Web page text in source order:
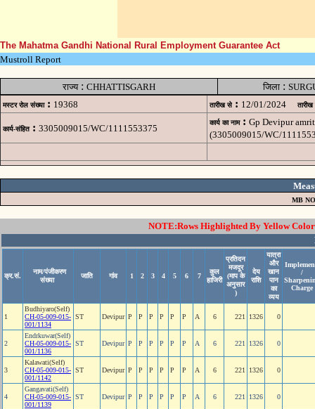
The Mahatma Gandhi National Rural Employment Guarantee Act
Mustroll Report
राज्य: CHHATTISGARH जिला:
मस्टर रोल संख्या : 19368 तारीख से : 12/01/2024 तारीख
कार्य-संहित : 3305009015/WC/1111553375
कार्य का नाम : Gp Devipur
(3305009015/WC/
MB
NOTE:Rows Highlighted By Yellow
क्र.सं.
नाम/पंजीकरण
संख्या
जाति गांव 1 2 3 4 5 6 7
कुल
हाजिरी
प्रतिदन
मजदूर
(माप के
अनुसार
)
देय
राशि
यात्रा
और
खान
पान
का
व्यय
/
Charge
1
Budhiyaro(Self)
CH-05-009-015-
001/1134
ST Devipur P P P P P P A 6 221 1326 0
2
Endrkuwar(Self)
CH-05-009-015-
001/1136
ST Devipur P P P P P P A 6 221 1326 0
3
Kalawati(Self)
CH-05-009-015-
001/1142
ST Devipur P P P P P P A 6 221 1326 0
4
Gangavati(Self)
CH-05-009-015-
001/1139
ST Devipur P P P P P P A 6 221 1326 0